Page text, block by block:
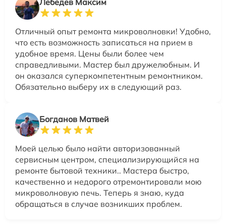
Лебедев Максим
Отличный опыт ремонта микроволновки! Удобно,
что есть возможность записаться на прием в
удобное время. Цены были более чем
справедливыми. Мастер был дружелюбным. И
он оказался суперкомпетентным ремонтником.
Обязательно выберу их в следующий раз.
Богданов Матвей
Моей целью было найти авторизованный
сервисным центром, специализирующийся на
ремонте бытовой техники.. Мастера быстро,
качественно и недорого отремонтировали мою
микроволновую печь. Теперь я знаю, куда
обращаться в случае возникших проблем.